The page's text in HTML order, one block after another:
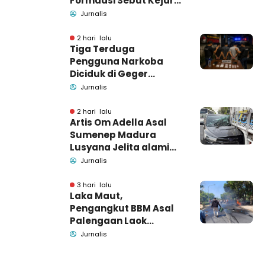
Pamekasan
Jurnalis
2 hari lalu
Tiga Terduga
Pengguna Narkoba
Diciduk di Geger
Bangkalan, Polisi Masih
Barang Bukti
Jurnalis
2 hari lalu
Artis Om Adella Asal
Sumenep Madura
Lusyana Jelita alami
kecelakaan di Wonogiri
Jurnalis
3 hari lalu
Laka Maut,
Pengangkut BBM Asal
Palengaan Laok
Pamekasan Meninggal
Jurnalis